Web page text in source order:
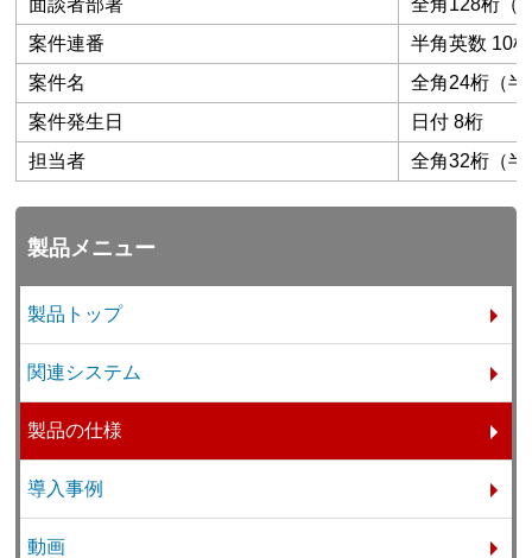
面談者部署
全角128桁（
案件連番
半角英数 10桁
案件名
全角24桁（
案件発生日
日付 8桁
担当者
全角32桁（
製品メニュー
製品トップ
関連システム
製品の仕様
導入事例
動画